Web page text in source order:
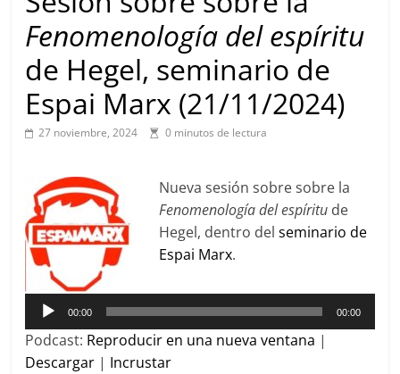
Fenomenología del espíritu
de Hegel, seminario de
Espai Marx (21/11/2024)
27 noviembre, 2024 0 minutos de lectura
Nueva sesión sobre sobre la
Fenomenología del espíritu de
Hegel, dentro delseminario de
Espai Marx.
Reproductor
de
audio
00:00 00:00
Podcast: Reproducir en una nueva ventana |
Descargar | Incrustar